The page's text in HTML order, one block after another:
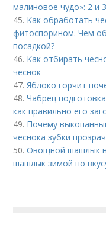
малиновое чудо»: 2 и
45. Как обработать
фитоспорином. Чем
посадкой?
46. Как отбирать
чеснок
47.Яблоко горчит
48.Чабрец
как правильно его
49. Почему
чеснока зубки
50.Овощной шашлык
шашлык зимой по